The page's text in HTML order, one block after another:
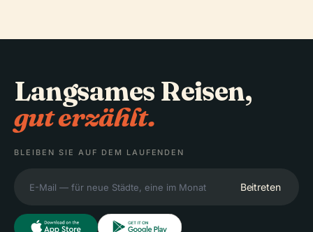
Langsames Reisen,
gut erzählt.
BLEIBEN SIE AUF DEM LAUFENDEN
Beitreten